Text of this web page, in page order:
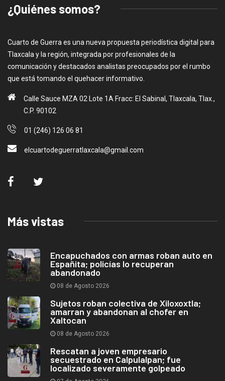
¿Quiénes somos?
Cuarto de Guerra es una nueva propuesta periodística digital para
Tlaxcala y la región, integrada por profesionales de la
comunicación y destacados analistas preocupados por el rumbo
que está tomando el quehacer informativo.
Calle Sauce MZA 02 Lote 1A Fracc: El Sabinal, Tlaxcala, Tlax.,
C.P. 90102
01 (246) 126 06 81
elcuartodeguerratlaxcala@gmail.com
Más vistas
Encapuchados con armas roban auto en
Españita; policías lo recuperan
abandonado
08 de Agosto 2026
Sujetos roban colectiva de Xiloxoxtla;
amarran y abandonan al chofer en
Xaltocan
08 de Agosto 2026
Rescatan a joven empresario
secuestrado en Calpulalpan; fue
localizado severamente golpeado